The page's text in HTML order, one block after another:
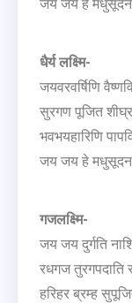
जय जय हे
धैर्य लक्ष्मि-
जयवरवर्षिणि
सुरगण पूजित
भवभयहारिणि
जय जय हे मधुसूदन
गजलक्ष्मि-
जय जय दुर्गति
रधगज
हरिहर ब्रम्ह